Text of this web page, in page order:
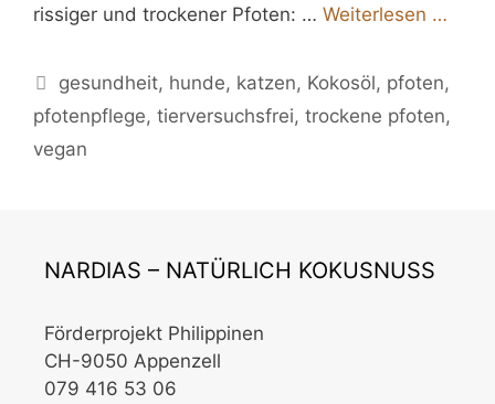
rissiger und trockener Pfoten: … Weiterlesen …
Schlagwörter
gesundheit, hunde, katzen, Kokosöl, pfoten,
pfotenpflege, tierversuchsfrei, trockene pfoten,
vegan
NARDIAS – NATÜRLICH KOKUSNUSS
Förderprojekt Philippinen
CH-9050 Appenzell
079 416 53 06